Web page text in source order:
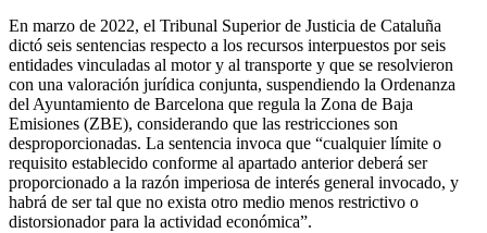
En marzo de 2022, el Tribunal Superior de Justicia de Cataluña
dictó seis sentencias respecto a los recursos interpuestos por seis
entidades vinculadas al motor y al transporte y que se resolvieron
con una valoración jurídica conjunta, suspendiendo la Ordenanza
del Ayuntamiento de Barcelona que regula la Zona de Baja
Emisiones (ZBE), considerando que las restricciones son
desproporcionadas. La sentencia invoca que “cualquier límite o
requisito establecido conforme al apartado anterior deberá ser
proporcionado a la razón imperiosa de interés general invocado, y
habrá de ser tal que no exista otro medio menos restrictivo o
distorsionador para la actividad económica”.